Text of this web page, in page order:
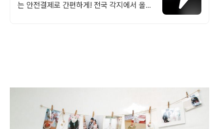
는 안전결제로 간편하게! 전국 각지에서 올라